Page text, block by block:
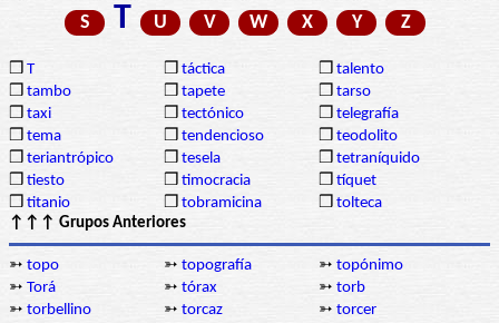
S
T U V W X Y Z
❒ T ❒ táctica ❒ talento
❒ tambo ❒ tapete ❒ tarso
❒ taxi ❒ tectónico ❒ telegrafía
❒ tema ❒ tendencioso ❒ teodolito
❒ teriantrópico ❒ tesela ❒ tetraníquido
❒ tiesto ❒ timocracia ❒ tíquet
❒ titanio ❒ tobramicina ❒ tolteca
↑↑↑ Grupos Anteriores
➳ topo ➳ topografía ➳ topónimo
➳ Torá ➳ tórax ➳ torb
➳ torbellino ➳ torcaz ➳ torcer